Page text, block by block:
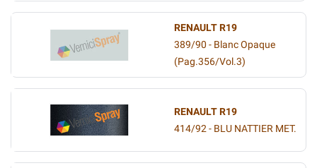
RENAULT R19
389/90 - Blanc Opaque
(Pag.356/Vol.3)
RENAULT R19
414/92 - BLU NATTIER MET.